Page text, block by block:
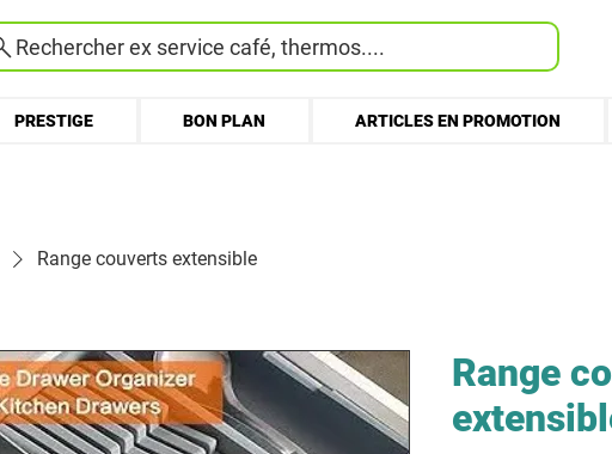
Rechercher ex service café, thermos....
PRESTIGE BON PLAN ARTICLES EN PROMOTION
Range couverts extensible
Range